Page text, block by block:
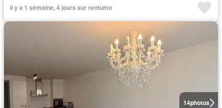
Il y a 1 semaine, 4 jours sur rentumo
14photos